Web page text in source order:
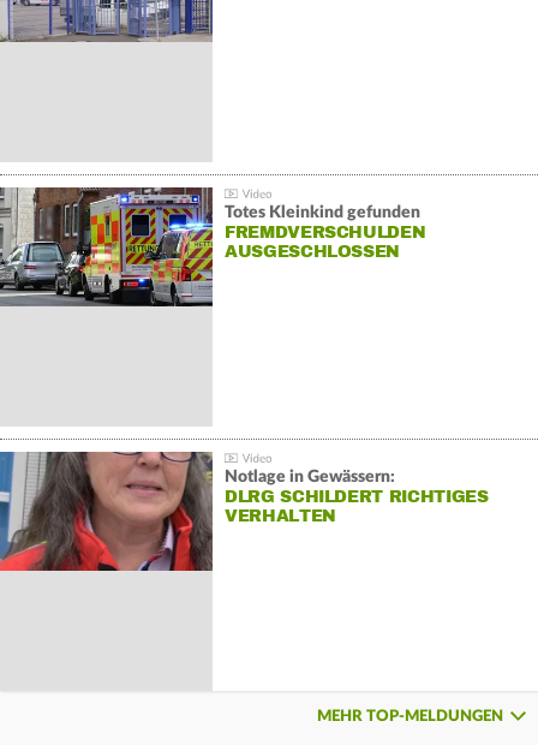
Totes Kleinkind gefunden
FREMDVERSCHULDEN
AUSGESCHLOSSEN
Notlage in Gewässern:
DLRG SCHILDERT RICHTIGES
VERHALTEN
MEHR TOP-MELDUNGEN